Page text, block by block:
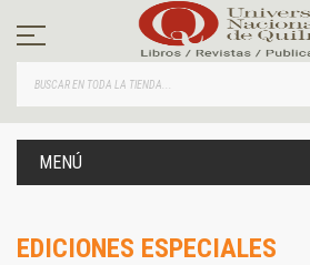
contenido
MENÚ
EDICIONES ESPECIALES